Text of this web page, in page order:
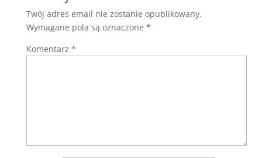
Twój adres email nie zostanie opublikowany.
Wymagane pola są oznaczone *
Komentarz *